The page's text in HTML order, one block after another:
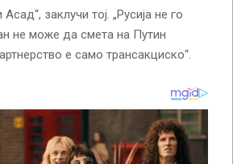
Асад“, заклучи тој. „Русија не го
не може да смета на Путин
е само трансакциско“.